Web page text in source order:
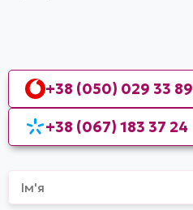
+38 (050) 029 33 89
+38 (067) 183 37 24